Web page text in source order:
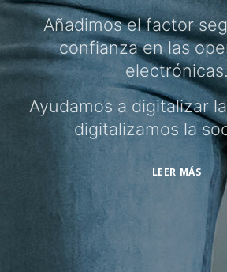
Añadimos el factor
confianza en las
Ayudamos a digitalizar
digitalizamos la
LEER MÁS